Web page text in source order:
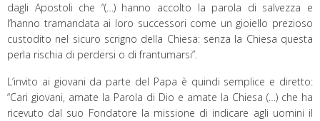
dagli Apostoli che “(…) hanno accolto la parola di salvezza e
l’hanno tramandata ai loro successori come un gioiello prezioso
custodito nel sicuro scrigno della Chiesa: senza la Chiesa questa
perla rischia di perdersi o di frantumarsi”.
L’invito ai giovani da parte del Papa è quindi semplice e diretto:
“Cari giovani, amate la Parola di Dio e amate la Chiesa (…) che ha
ricevuto dal suo Fondatore la missione di indicare agli uomini il